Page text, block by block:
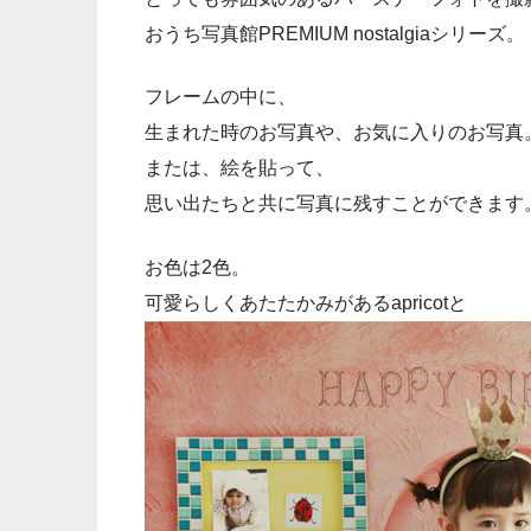
おうち写真館PREMIUM nostalgiaシリーズ。
フレームの中に、
生まれた時のお写真や、お気に入りのお写真
または、絵を貼って、
思い出たちと共に写真に残すことができます
お色は2色。
可愛らしくあたたかみがあるapricotと